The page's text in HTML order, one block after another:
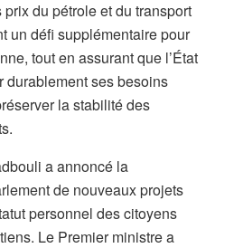
du pétrole et du transport
un défi supplémentaire pour
tout en assurant que l’État
durablement ses besoins
la stabilité des
a annoncé la
de nouveaux projets
personnel des citoyens
Le Premier ministre a